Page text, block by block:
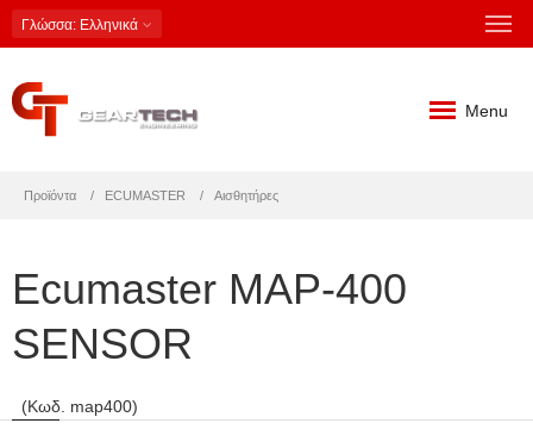
Γλώσσα: Ελληνικά
Menu
Προϊόντα ECUMASTER Αισθητήρες
Ecumaster MAP-400
SENSOR
(Κωδ. map400)